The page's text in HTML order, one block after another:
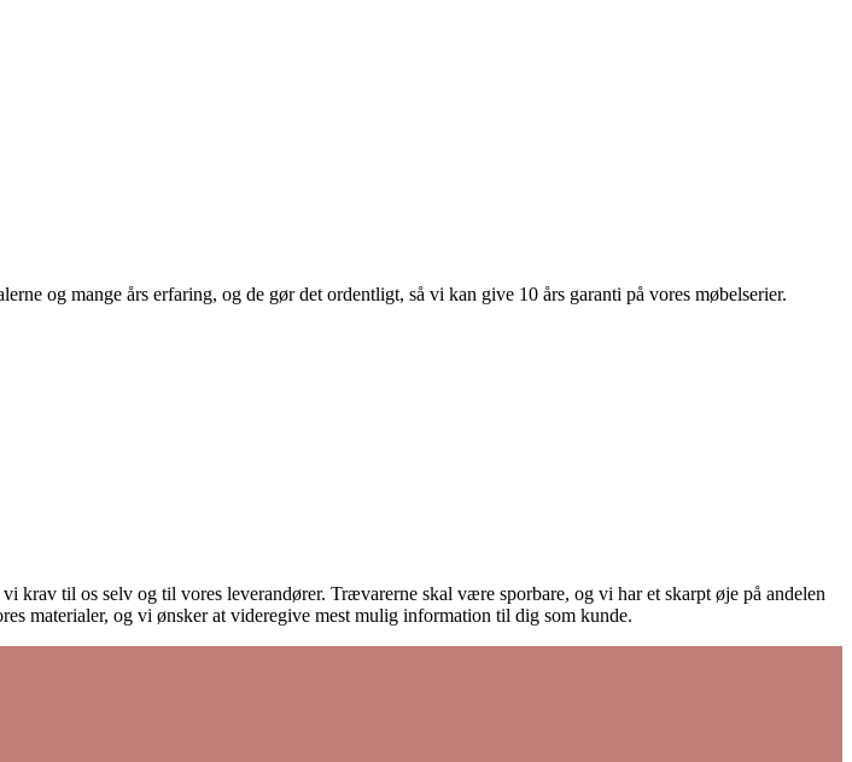
og mange års erfaring, og de gør det ordentligt, så vi kan give 10 års garanti på vores møbelserier.
krav til os selv og til vores leverandører. Trævarerne skal være sporbare, og vi har et skarpt øje på andelen
materialer, og vi ønsker at videregive mest mulig information til dig som kunde.